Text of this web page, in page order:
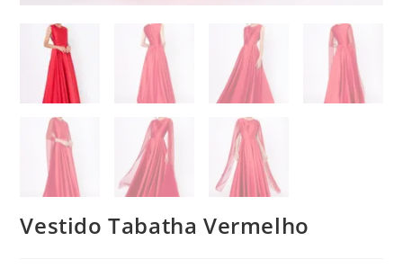
Vestido Tabatha Vermelho